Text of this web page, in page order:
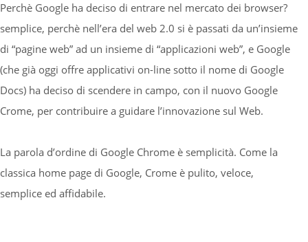
Perchè Google ha deciso di entrare nel mercato dei browser?
semplice, perchè nell’era del web 2.0 si è passati da un’insieme
di “pagine web” ad un insieme di “applicazioni web”, e Google
(che già oggi offre applicativi on-line sotto il nome di Google
Docs) ha deciso di scendere in campo, con il nuovo Google
Crome, per contribuire a guidare l’innovazione sul Web.
La parola d’ordine di Google Chrome è semplicità. Come la
classica home page di Google, Crome è pulito, veloce,
semplice ed affidabile.